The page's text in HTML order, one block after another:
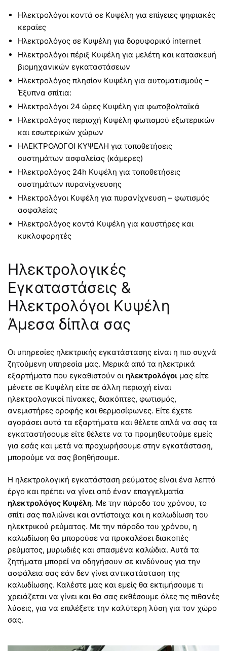
Ηλεκτρολόγοι κοντά σε Κυψέλη για επίγειες ψηφιακές
κεραίες
Ηλεκτρολόγος σε Κυψέλη για δορυφορικό internet
Ηλεκτρολόγοι πέριξ Κυψέλη για μελέτη και κατασκευή
βιομηχανικών εγκαταστάσεων
Ηλεκτρολόγος πλησίον Κυψέλη για αυτοματισμούς –
Έξυπνα σπίτια:
Ηλεκτρολόγοι 24 ώρες Κυψέλη για φωτοβολταϊκά
Ηλεκτρολόγος περιοχή Κυψέλη φωτισμού εξωτερικών
και εσωτερικών χώρων
ΗΛΕΚΤΡΟΛΟΓΟΙ ΚΥΨΕΛΗ για τοποθετήσεις
συστημάτων ασφαλείας (κάμερες)
Ηλεκτρολόγος 24h Κυψέλη για τοποθετήσεις
συστημάτων πυρανίχνευσης
Ηλεκτρολόγοι Κυψέλη για πυρανίχνευση – φωτισμός
ασφαλείας
Ηλεκτρολόγος κοντά Κυψέλη για καυστήρες και
κυκλοφορητές
Ηλεκτρολογικές
Εγκαταστάσεις &
Ηλεκτρολόγοι Κυψέλη
Άμεσα δίπλα σας
Οι υπηρεσίες ηλεκτρικής εγκατάστασης είναι η πιο συχνά
ζητούμενη υπηρεσία μας. Μερικά από τα ηλεκτρικά
εξαρτήματα που εγκαθιστούν οι ηλεκτρολόγοι μας είτε
μένετε σε Κυψέλη είτε σε άλλη περιοχή είναι
ηλεκτρολογικοί πίνακες, διακόπτες, φωτισμός,
ανεμιστήρες οροφής και θερμοσίφωνες. Είτε έχετε
αγοράσει αυτά τα εξαρτήματα και θέλετε απλά να σας τα
εγκαταστήσουμε είτε θέλετε να τα προμηθευτούμε εμείς
για εσάς και μετά να προχωρήσουμε στην εγκατάσταση,
μπορούμε να σας βοηθήσουμε.
Η ηλεκτρολογική εγκατάσταση ρεύματος είναι ένα λεπτό
έργο και πρέπει να γίνει από έναν επαγγελματία
ηλεκτρολόγος Κυψέλη. Με την πάροδο του χρόνου, το
σπίτι σας παλιώνει και αντίστοιχα και η καλωδίωση του
ηλεκτρικού ρεύματος. Με την πάροδο του χρόνου, η
καλωδίωση θα μπορούσε να προκαλέσει διακοπές
ρεύματος, μυρωδιές και σπασμένα καλώδια. Αυτά τα
ζητήματα μπορεί να οδηγήσουν σε κινδύνους για την
ασφάλεια σας εάν δεν γίνει αντικατάσταση της
καλωδίωσης. Καλέστε μας και εμείς θα εκτιμήσουμε τι
χρειάζεται να γίνει και θα σας εκθέσουμε όλες τις πιθανές
λύσεις, για να επιλέξετε την καλύτερη λύση για τον χώρο
σας.